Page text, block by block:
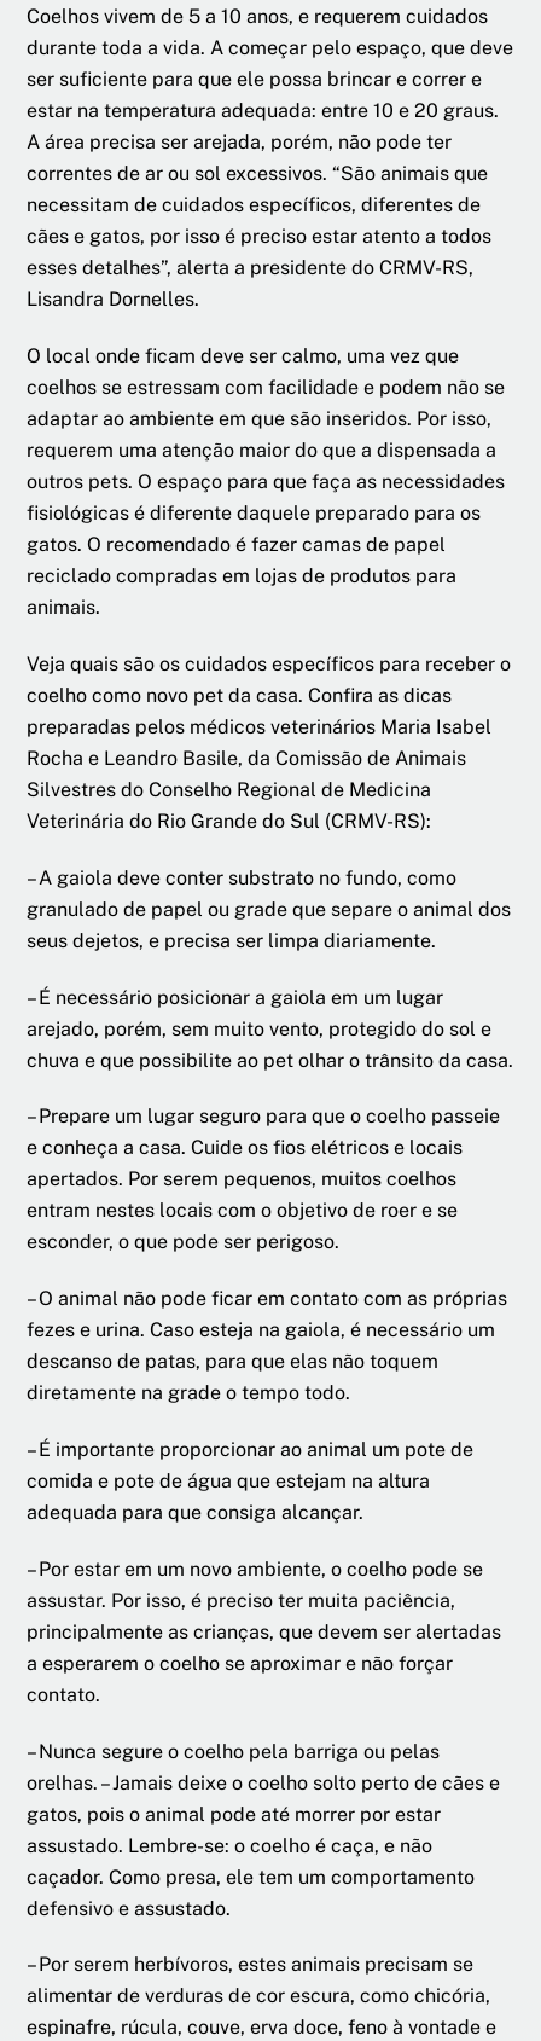
Coelhos vivem de 5 a 10 anos, e requerem cuidados
durante toda a vida. A começar pelo espaço, que deve
ser suficiente para que ele possa brincar e correr e
estar na temperatura adequada: entre 10 e 20 graus.
A área precisa ser arejada, porém, não pode ter
correntes de ar ou sol excessivos. “São animais que
necessitam de cuidados específicos, diferentes de
cães e gatos, por isso é preciso estar atento a todos
esses detalhes”, alerta a presidente do CRMV-RS,
Lisandra Dornelles.
O local onde ficam deve ser calmo, uma vez que
coelhos se estressam com facilidade e podem não se
adaptar ao ambiente em que são inseridos. Por isso,
requerem uma atenção maior do que a dispensada a
outros pets. O espaço para que faça as necessidades
fisiológicas é diferente daquele preparado para os
gatos. O recomendado é fazer camas de papel
reciclado compradas em lojas de produtos para
animais.
Veja quais são os cuidados específicos para receber o
coelho como novo pet da casa. Confira as dicas
preparadas pelos médicos veterinários Maria Isabel
Rocha e Leandro Basile, da Comissão de Animais
Silvestres do Conselho Regional de Medicina
Veterinária do Rio Grande do Sul (CRMV-RS):
– A gaiola deve conter substrato no fundo, como
granulado de papel ou grade que separe o animal dos
seus dejetos, e precisa ser limpa diariamente.
– É necessário posicionar a gaiola em um lugar
arejado, porém, sem muito vento, protegido do sol e
chuva e que possibilite ao pet olhar o trânsito da casa.
– Prepare um lugar seguro para que o coelho passeie
e conheça a casa. Cuide os fios elétricos e locais
apertados. Por serem pequenos, muitos coelhos
entram nestes locais com o objetivo de roer e se
esconder, o que pode ser perigoso.
– O animal não pode ficar em contato com as próprias
fezes e urina. Caso esteja na gaiola, é necessário um
descanso de patas, para que elas não toquem
diretamente na grade o tempo todo.
– É importante proporcionar ao animal um pote de
comida e pote de água que estejam na altura
adequada para que consiga alcançar.
– Por estar em um novo ambiente, o coelho pode se
assustar. Por isso, é preciso ter muita paciência,
principalmente as crianças, que devem ser alertadas
a esperarem o coelho se aproximar e não forçar
contato.
– Nunca segure o coelho pela barriga ou pelas
orelhas. – Jamais deixe o coelho solto perto de cães e
gatos, pois o animal pode até morrer por estar
assustado. Lembre-se: o coelho é caça, e não
caçador. Como presa, ele tem um comportamento
defensivo e assustado.
– Por serem herbívoros, estes animais precisam se
alimentar de verduras de cor escura, como chicória,
espinafre, rúcula, couve, erva doce, feno à vontade e